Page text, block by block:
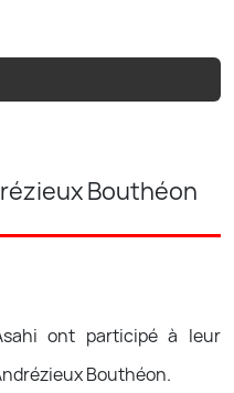
Bouthéon
ont participé à leur
Bouthéon.